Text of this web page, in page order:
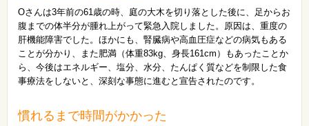
Oさんは3年前の61歳の時、庭の大木を切り落とした後に、足からお
腹までの体半分が腫れ上がって緊急入院しました。原因は、重度の
肝機能障害でした。ほかにも、腎臓病や高血圧症などの病気もある
ことが分かり、また肥満（体重83kg、身長161cm）もあったことか
ら、今後はエネルギー、塩分、水分、たんぱく質などを制限した食
事療法をしないと、深刻な事態に進むと宣告されたのです。
慣れるまで時間がかかった